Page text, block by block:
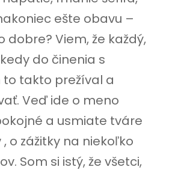
ešte obavu –
dobre? Viem, že každý,
do činenia s
takto prežíval a
Veď ide o meno
a usmiate tváre
o zážitky na niekoľko
Som si istý, že všetci,